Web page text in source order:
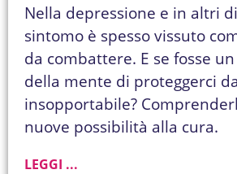
Nella depressione e in altri
sintomo è spesso vissuto
da combattere. E se fosse
della mente di proteggerci
insopportabile?
nuove possibilità alla cura.
LEGGI ...